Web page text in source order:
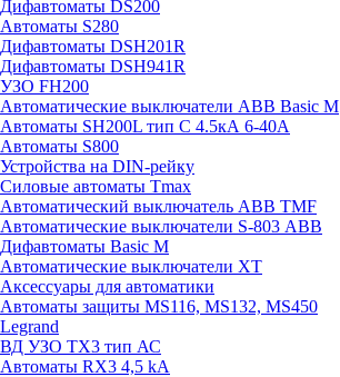
Дифавтоматы DS200
Автоматы S280
Дифавтоматы DSH201R
Дифавтоматы DSH941R
УЗО FH200
Автоматические выключатели ABB Basic M
Автоматы SH200L тип С 4.5кА 6-40А
Автоматы S800
Устройства на DIN-рейку
Силовые автоматы Tmax
Автоматический выключатель ABB TMF
Автоматические выключатели S-803 АВВ
Дифавтоматы Basic M
Автоматические выключатели XT
Аксессуары для автоматики
Автоматы защиты MS116, MS132, MS450
Legrand
ВД УЗО TX3 тип АС
Автоматы RX3 4,5 kA